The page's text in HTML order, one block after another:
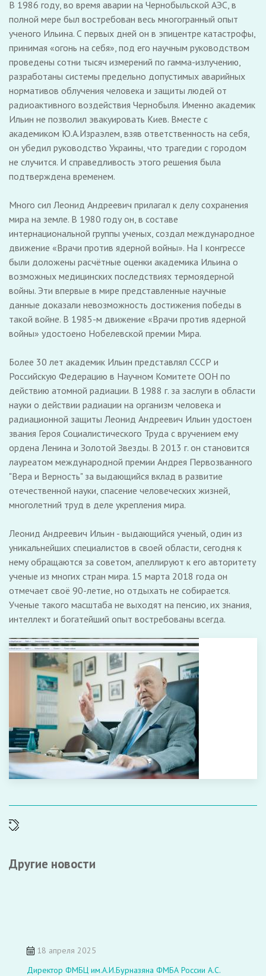
В 1986 году, во время аварии на Чернобыльской АЭС, в
полной мере был востребован весь многогранный опыт
ученого Ильина. С первых дней он в эпицентре катастрофы,
принимая «огонь на себя», под его научным руководством
проведены сотни тысяч измерений по гамма-излучению,
разработаны системы предельно допустимых аварийных
нормативов облучения человека и защиты людей от
радиоактивного воздействия Чернобыля. Именно академик
Ильин не позволил эвакуировать Киев. Вместе с
академиком Ю.А.Израэлем, взяв ответственность на себя,
он убедил руководство Украины, что трагедии с городом
не случится. И справедливость этого решения была
подтверждена временем.
Много сил Леонид Андреевич прилагал к делу сохранения
мира на земле. В 1980 году он, в составе
интернациональной группы ученых, создал международное
движение «Врачи против ядерной войны». На I конгрессе
были доложены расчётные оценки академика Ильина о
возможных медицинских последствиях термоядерной
войны. Эти впервые в мире представленные научные
данные доказали невозможность достижения победы в
такой войне. В 1985-м движение «Врачи против ядерной
войны» удостоено Нобелевской премии Мира.
Более 30 лет академик Ильин представлял СССР и
Российскую Федерацию в Научном Комитете ООН по
действию атомной радиации. В 1988 г. за заслуги в области
науки о действии радиации на организм человека и
радиационной защиты Леонид Андреевич Ильин удостоен
звания Героя Социалистического Труда с вручением ему
ордена Ленина и Золотой Звезды. В 2013 г. он становится
лауреатом международной премии Андрея Первозванного
"Вера и Верность" за выдающийся вклад в развитие
отечественной науки, спасение человеческих жизней,
многолетний труд в деле укрепления мира.
Леонид Андреевич Ильин - выдающийся ученый, один из
уникальнейших специалистов в своей области, сегодня к
нему обращаются за советом, апеллируют к его авторитету
ученые из многих стран мира. 15 марта 2018 года он
отмечает своё 90-летие, но отдыхать не собирается.
Ученые такого масштаба не выходят на пенсию, их знания,
интеллект и богатейший опыт востребованы всегда.
Другие новости
18 апреля 2025
Директор ФМБЦ им.А.И.Бурназяна ФМБА России А.С.